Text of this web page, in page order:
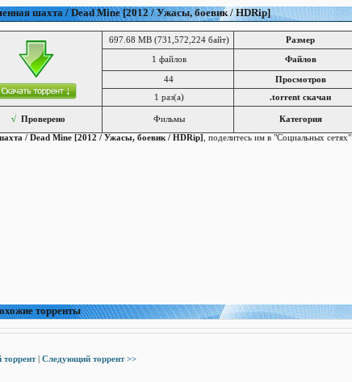
шахта / Dead Mine [2012 / Ужасы, боевик / HDRip]
697.68 MB (731,572,224 байт) Размер
1 файлов Файлов
44
Просмотров
1 раз(a)
.torrent скачан
√ Проверено Фильмы Категория
/ Dead Mine [2012 / Ужасы, боевик / HDRip] , поделитесь им в "Социальных сетях".
торренты
Следующий торрент >>